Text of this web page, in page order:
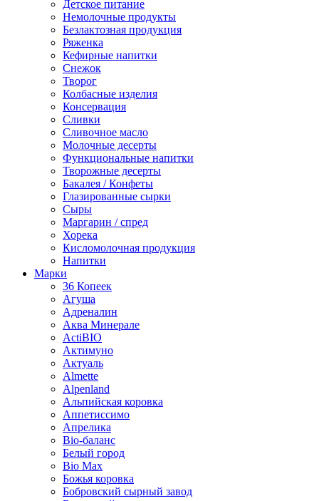
Детское питание
Немолочные продукты
Безлактозная продукция
Ряженка
Кефирные напитки
Снежок
Творог
Колбасные изделия
Консервация
Сливки
Сливочное масло
Молочные десерты
Функциональные напитки
Творожные десерты
Бакалея / Конфеты
Глазированные сырки
Сыры
Маргарин / спред
Хорека
Кисломолочная продукция
Напитки
Марки
36 Копеек
Агуша
Адреналин
Аква Минерале
ActiBIO
Актимуно
Актуаль
Almette
Alpenland
Альпийская коровка
Аппетиссимо
Апрелика
Bio-баланс
Белый город
Bio Max
Божья коровка
Бобровский сырный завод